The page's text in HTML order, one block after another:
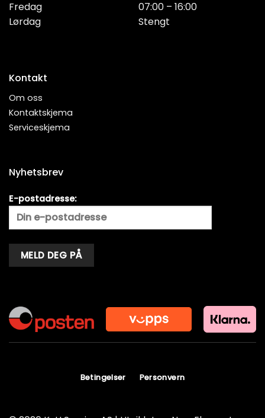
Fredag
Lørdag
07:00 – 16:00
Stengt
Kontakt
Om oss
Kontaktskjema
Serviceskjema
Nyhetsbrev
E-postadresse:
Betingelser Personvern